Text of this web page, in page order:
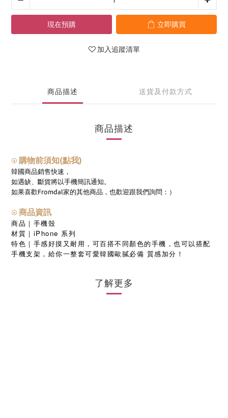
現在預購 立即購買
加入追蹤清單
商品描述 送貨及付款方式
商品描述
⦿ 購物前須知(點我)
韓國商品銷售快速，
如遇缺、斷貨將以手機簡訊通知。
如果喜歡Fromdal家的其他商品，也歡迎跟我們詢問：）
⦿ 商品資訊
商品｜手機殼
材質｜iPhone 系列
特色｜手感好摸又耐用，可百搭不同顏色的手機，也可以搭配
手機支架，給你一整套可愛韓國歐膩必備 質感加分！
了解更多